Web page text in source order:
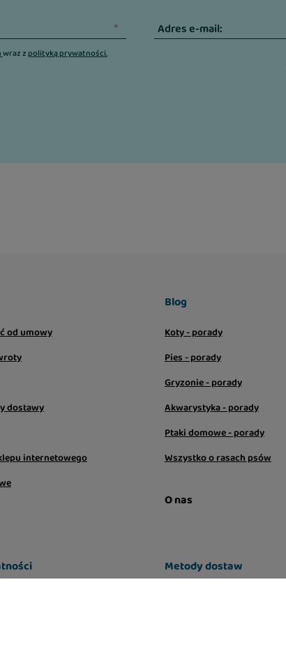
Adres e-mail:
wraz zpolityką prywatności.
od umowy
dostawy
internetowego
Blog
Koty - porady
Pies - porady
Gryzonie - porady
Akwarystyka - porady
Ptaki domowe - porady
Wszystko o rasach psów
O nas
Metody dostaw